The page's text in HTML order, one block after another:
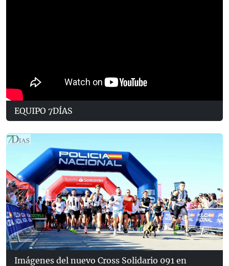
EQUIPO 7DÍAS
Imágenes del nuevo Cross Solidario 091 en